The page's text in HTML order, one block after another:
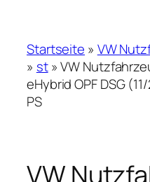
Startseite » VW
» st»VW
eHybrid OPF DSG
PS
VW